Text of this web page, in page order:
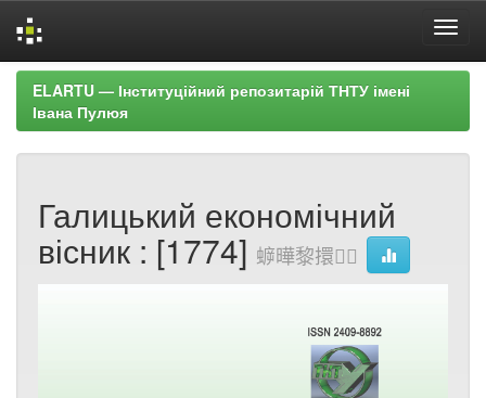
Skip
navigation
ELARTU — Інституційний репозитарій ТНТУ імені
Івана Пулюя
Галицький економічний
вісник : [1774] 蝷曄黎擐△